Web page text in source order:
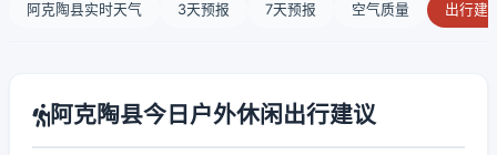
阿克陶县实时天气 3天预报 7天预报 空气质量 出行建
阿克陶县今日户外休闲出行建议